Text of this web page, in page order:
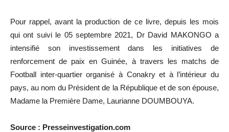
Pour rappel, avant la production de ce livre, depuis les mois
qui ont suivi le 05 septembre 2021, Dr David MAKONGO a
intensifié son investissement dans les initiatives de
renforcement de paix en Guinée, à travers les matchs de
Football inter-quartier organisé à Conakry et à l’intérieur du
pays, au nom du Président de la République et de son épouse,
Madame la Première Dame, Laurianne DOUMBOUYA.
Source : Presseinvestigation.com